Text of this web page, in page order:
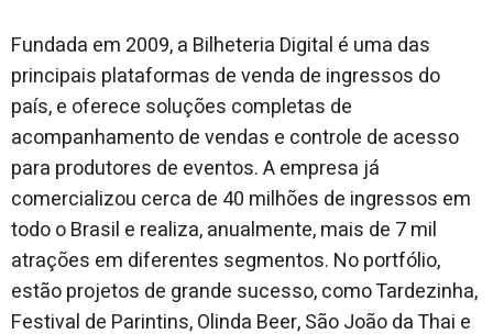
Fundada em 2009, a Bilheteria Digital é uma das
principais plataformas de venda de ingressos do
país, e oferece soluções completas de
acompanhamento de vendas e controle de acesso
para produtores de eventos. A empresa já
comercializou cerca de 40 milhões de ingressos em
todo o Brasil e realiza, anualmente, mais de 7 mil
atrações em diferentes segmentos. No portfólio,
estão projetos de grande sucesso, como Tardezinha,
Festival de Parintins, Olinda Beer, São João da Thai e